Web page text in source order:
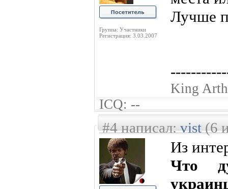
Группа: Участники
Регистрация: 3.03.2007
Лучше
King
ICQ: --
#4 написал:vist(6
Из
Что